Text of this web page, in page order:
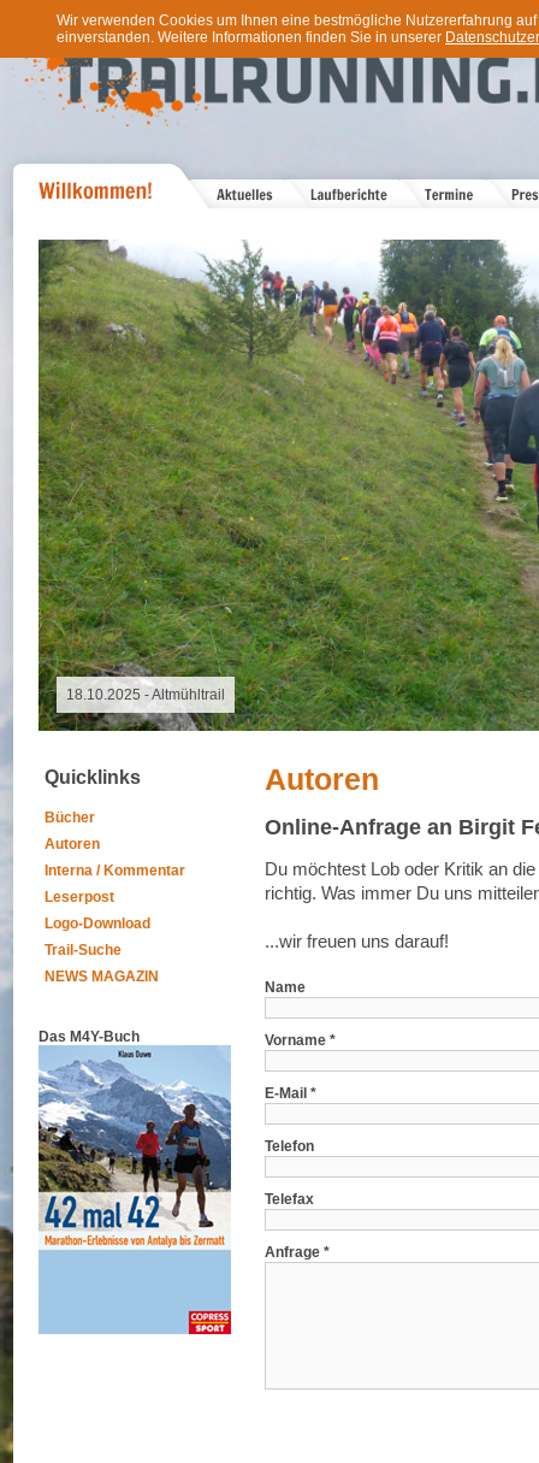
Wir verwenden Cookies um Ihnen eine bestmögliche Nutzererfahrung
einverstanden. Weitere Informationen finden Sie in unserer
07.08.2026 - Special Event
Quicklinks
Bücher
Autoren
Interna / Kommentar
Leserpost
Logo-Download
Trail-Suche
NEWS MAGAZIN
Das M4Y-Buch
Autoren
Online-Anfrage an Birgit
Du möchtest Lob oder Kritik an
richtig. Was immer Du uns
...wir freuen uns darauf!
Name
Vorname *
E-Mail *
Telefon
Telefax
Anfrage *